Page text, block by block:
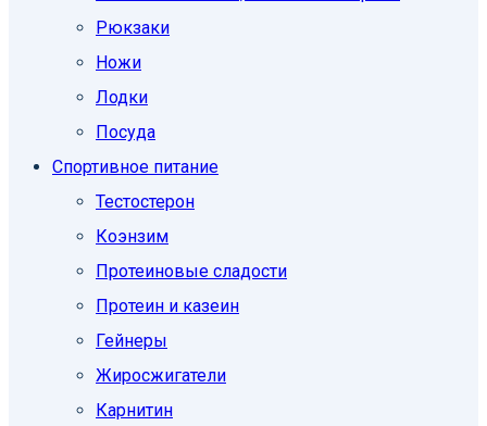
Рюкзаки
Ножи
Лодки
Посуда
Спортивное питание
Тестостерон
Коэнзим
Протеиновые сладости
Протеин и казеин
Гейнеры
Жиросжигатели
Карнитин